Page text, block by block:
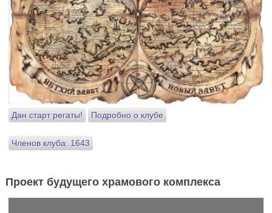
Дан старт регаты! Подробно о клубе
Членов клуба: 1643
Проект будущего храмового комплекса